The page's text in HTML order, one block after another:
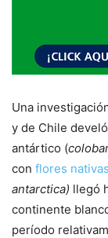
Una
y de Chile
antártico (
con flores
antarctica) llegó
continente
período